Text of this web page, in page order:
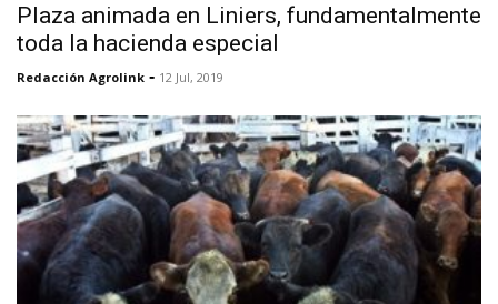
Plaza animada en Liniers, fundamentalmente
toda la hacienda especial
Redacción Agrolink - 12 Jul, 2019